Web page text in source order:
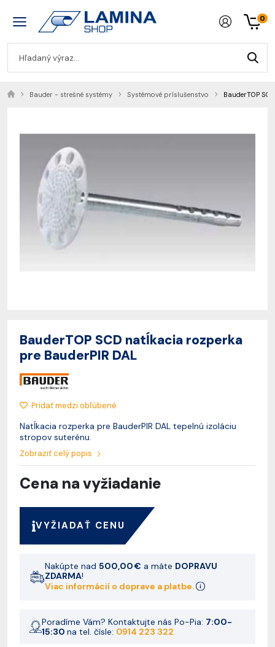
0
Bauder - strešné systémy Systémové príslušenstvo BauderTOP
BauderTOP SCD natĺkacia rozperka
pre BauderPIR DAL
Pridať medzi obľúbené
Natĺkacia rozperka pre BauderPIR DAL tepelnú izoláciu
stropov suterénu.
Zobraziť celý popis
Cena na vyžiadanie
VYŽIADAŤ CENU
Nakúpte nad 500,00 € a máte DOPRAVU
ZDARMA!
Viac informácií o doprave a platbe.
Poradíme Vám? Kontaktujte nás Po-Pia: 7:00-
15:30 na tel. čísle: 0914 223 322